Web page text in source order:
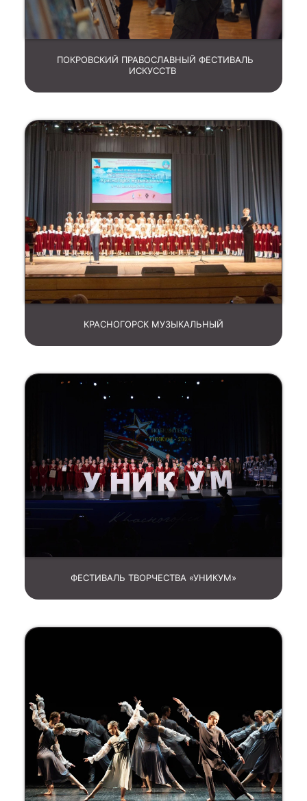
ПОКРОВСКИЙ ПРАВОСЛАВНЫЙ ФЕСТИВАЛЬ
ИСКУССТВ
КРАСНОГОРСК МУЗЫКАЛЬНЫЙ
ФЕСТИВАЛЬ ТВОРЧЕСТВА «УНИКУМ»